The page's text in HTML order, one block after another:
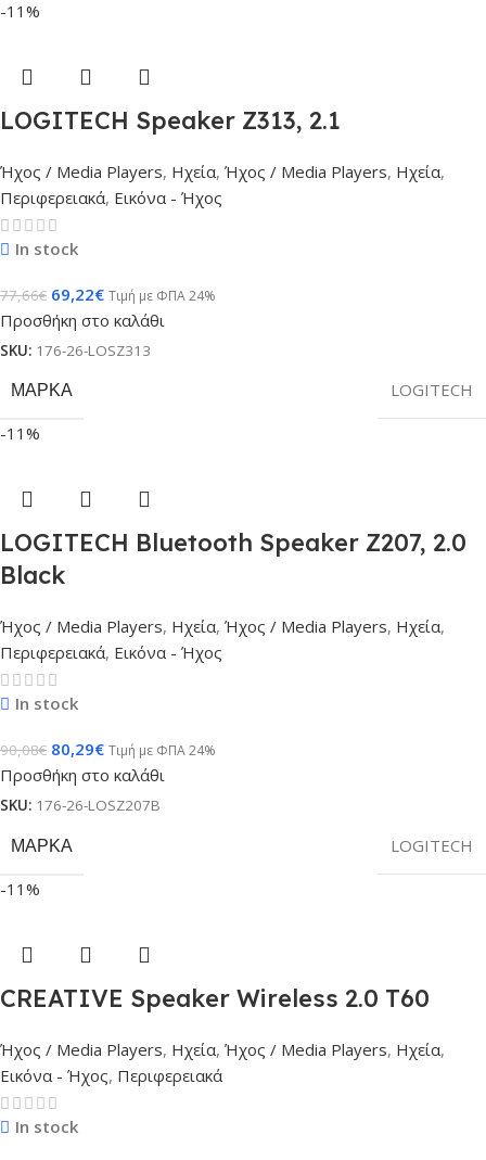
-11%
LOGITECH Speaker Z313, 2.1
Ήχος / Media Players, Ηχεία, Ήχος / Media Players, Ηχεία,
Περιφερειακά, Εικόνα - Ήχος
In stock
77,66€ 69,22€ Τιμή με ΦΠΑ 24%
Προσθήκη στο καλάθι
SKU: 176-26-LOSZ313
ΜΆΡΚΑ
LOGITECH
-11%
LOGITECH Bluetooth Speaker Z207, 2.0
Black
Ήχος / Media Players, Ηχεία, Ήχος / Media Players, Ηχεία,
Περιφερειακά, Εικόνα - Ήχος
In stock
90,08€ 80,29€ Τιμή με ΦΠΑ 24%
Προσθήκη στο καλάθι
SKU: 176-26-LOSZ207B
ΜΆΡΚΑ
LOGITECH
-11%
CREATIVE Speaker Wireless 2.0 T60
Ήχος / Media Players, Ηχεία, Ήχος / Media Players, Ηχεία,
Εικόνα - Ήχος, Περιφερειακά
In stock